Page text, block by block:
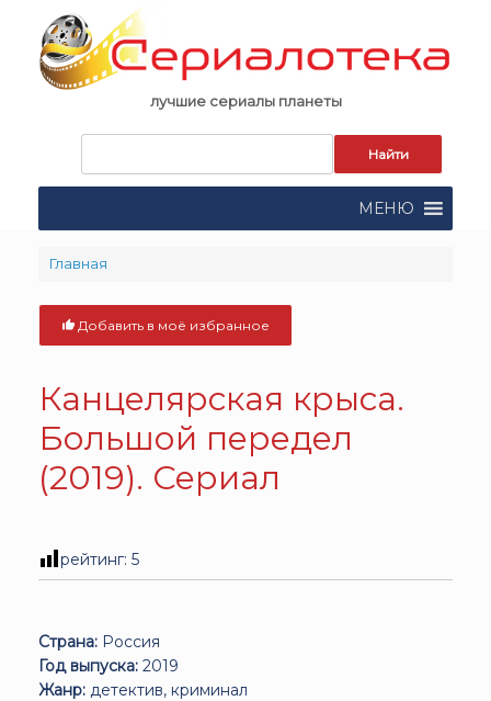
content
лучшие сериалы планеты
поиска:
МЕНЮ
Главная
Добавить в моё избранное
Канцелярская крыса.
Большой передел
(2019). Сериал
рейтинг: 5
Страна: Россия
Год выпуска: 2019
Жанр: детектив, криминал